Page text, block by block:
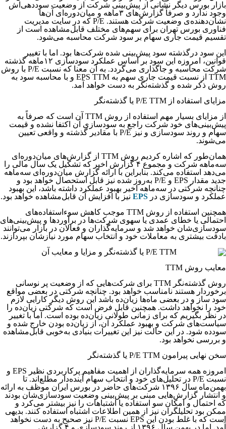
بازار بورس دیگر نشانی از پیش‌بینی شرکت از وضعیت سوددهی‌اش
وجود ندارد و صرفاً گزارش‌های ۳ماهه و میان‌دوره‌ای آن‌ها
نشان‌دهنده‌ی وضعیت شرکت هستند. P/E که در سایت مدیریت
فناوری بورس تهران برای سهم‌های مختلف قابل‌مشاهده است از
تقسیم قیمت جاری سهام بر سود شرکت محاسبه می‌شود.
این سود درگذشته سود پیش‌بینی شده شرکت‌ها بود. اما با تغییر
قوانین، امروزه این سود بر اساس عملکرد سودسازی ۱۲ماهه گذشته
شرکت محاسبه و جاگذاری می‌گردد. به آن معنا که نسبت P/E با روش
TTM از نسبت قیمت جاری سهم به EPS TTM و با محاسبه سود به
روش ذکر شده و گذشته‌نگر به دست خواهد آمد.
مزایای استفاده از P/E TTM یا گذشته‌نگر
از مزایای بسیار مهم استفاده از روش TTM آن است که صرفاً به
پیش‌بینی‌های خود شرکت راجع به سودسازی آن اکتفا نشده و قیمت
سهام و روند سودسازی و نیز P/E با مقادیر گذشته و واقعی تعیین
می‌شوند.
همان‌‌‌‌‌‌‌‌‌‌‌‌‌‌‌‌‌‌‌‌‌‌‌‌‌‌‌‌‌‌‌طور که اشاره کردیم روش TTM از گزارش‌های میان‌دوره‌ای
سه‌ماهه شرکت و مجموع ۴ گزارش اخیر که تشکیل یک سال مالی را
می‌دهد استفاده می‌کند. بنابراین با ارائه گزارش میان‌دوره‌ای سه‌ماهه
جدید مقدار EPS و P/E به‌روز شده نیز قابل استحصال خواهد بود و
چنانچه شرکتی در سه‌ماهه اخیر بهبود عملکرد داشته باشد، این بهبود
عملکرد و سودسازی در EPS نیز با افزایش آن قابل‌مشاهده خواهد بود.
همچنین استفاده از روش TTM موجب کاهش سوءاستفاده‌های
احتمالی یا خطای عمدی یا سهوی شرکت‌‌‌‌‌‌‌‌‌‌‌‌‌‌‌‌‌‌‌‌‌‌‌‌‌‌‌‌‌‌‌ها در برآوردها و پیش‌بینی‌های
سودسازی‌‌‌‌‌‌‌‌‌‌‌‌‌‌‌‌‌‌‌‌‌‌‌‌‌‌‌‌‌‌‌شان خواهد شد و سرمایه‌گذاران و فعالان در بازار می‌توانند
بادقت بیشتری به معاملات خود و انتخاب سهام مورد نیازشان بپردازند.
معایب روش TTM
روش گذشته‌نگر TTM برای شرکت‌هایی که از وضعیت پر نوسانی
برخوردار هستند نامناسب خواهد بود. چنانچه شرکتی در بعضی مواقع
سود ساز و در بعضی ماه‌ها زیان‌ده باشد این روش دیگر کارایی لازم
خود را نخواهد داشت. همچنین قابل فرض است که شرکتی زیان‌ده را
در نظر بگیریم که برای زمانی طولانی زیان‌ده بوده است. اما با تغییر
سیاست‌های شرکت و بهبود عملکرد آن، از زیان‌ده بودن خارج شده و
سودده شود. در این حالت نیز این تغییرات بنیادی به‌خوبی قابل‌مشاهده
و بررسی نخواهد بود.
سخن نهایی پیرامون P/E TTM یا گذشته‌نگر
امروزه همه سرمایه‌گذاران از اهمیت مفاهیم پرکاربردی نظیر EPS و
نسبت P/E در تحلیل‌های خود و انتخاب سهام آینده‌دار مطلع‌اند. تا
بهمن‌ماه سال ۱۳۹۶ شرکت‌های حاضر در بورس ایران موظف به ارائه
و انتشار گزارش‌هایی مبنی بر پیش‌بینی وضعیت سودسازی‌شان بودند
که احتمال و امکان سو استفاده یا اشتباهات را نیز بیشتر می‌کرد و
ممکن بود تحلیلگران نیز از همین اطلاعات اشتباه استفاده کنند. بدیهی
است که با غلط بودن این EPS نسبت P/E نیز صحیح به دست نخواهد